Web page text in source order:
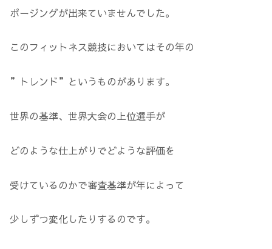
ポージングが出来ていませんでした。
このフィットネス競技においてはその年の
”トレンド”というものがあります。
世界の基準、世界大会の上位選手が
どのような仕上がりでどような評価を
受けているのかで審査基準が年によって
少しずつ変化したりするのです。